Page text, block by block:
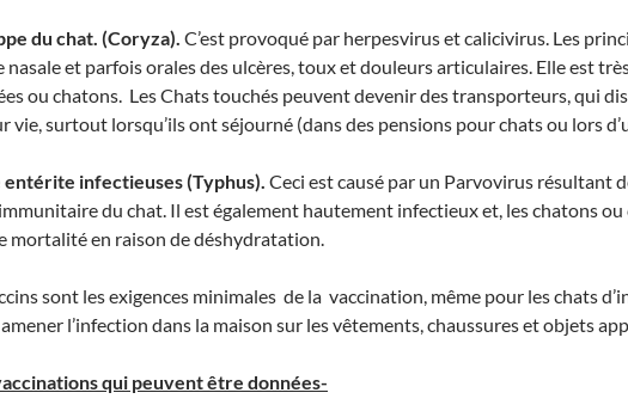
du chat. (Coryza). C’est provoqué par herpesvirus et calicivirus. Les
nasale et parfois orales des ulcères, toux et douleurs articulaires. Elle est
ou chatons. Les Chats touchés peuvent devenir des transporteurs, qui
vie, surtout lorsqu’ils ont séjourné (dans des pensions pour chats ou lors
entérite infectieuses (Typhus). Ceci est causé par un Parvovirus résultant
du chat. Il est également hautement infectieux et, les chatons
mortalité en raison de déshydratation.
sont les exigences minimales de la vaccination, même pour les chats
l’infection dans la maison sur les vêtements, chaussures et objets
qui peuvent être données-